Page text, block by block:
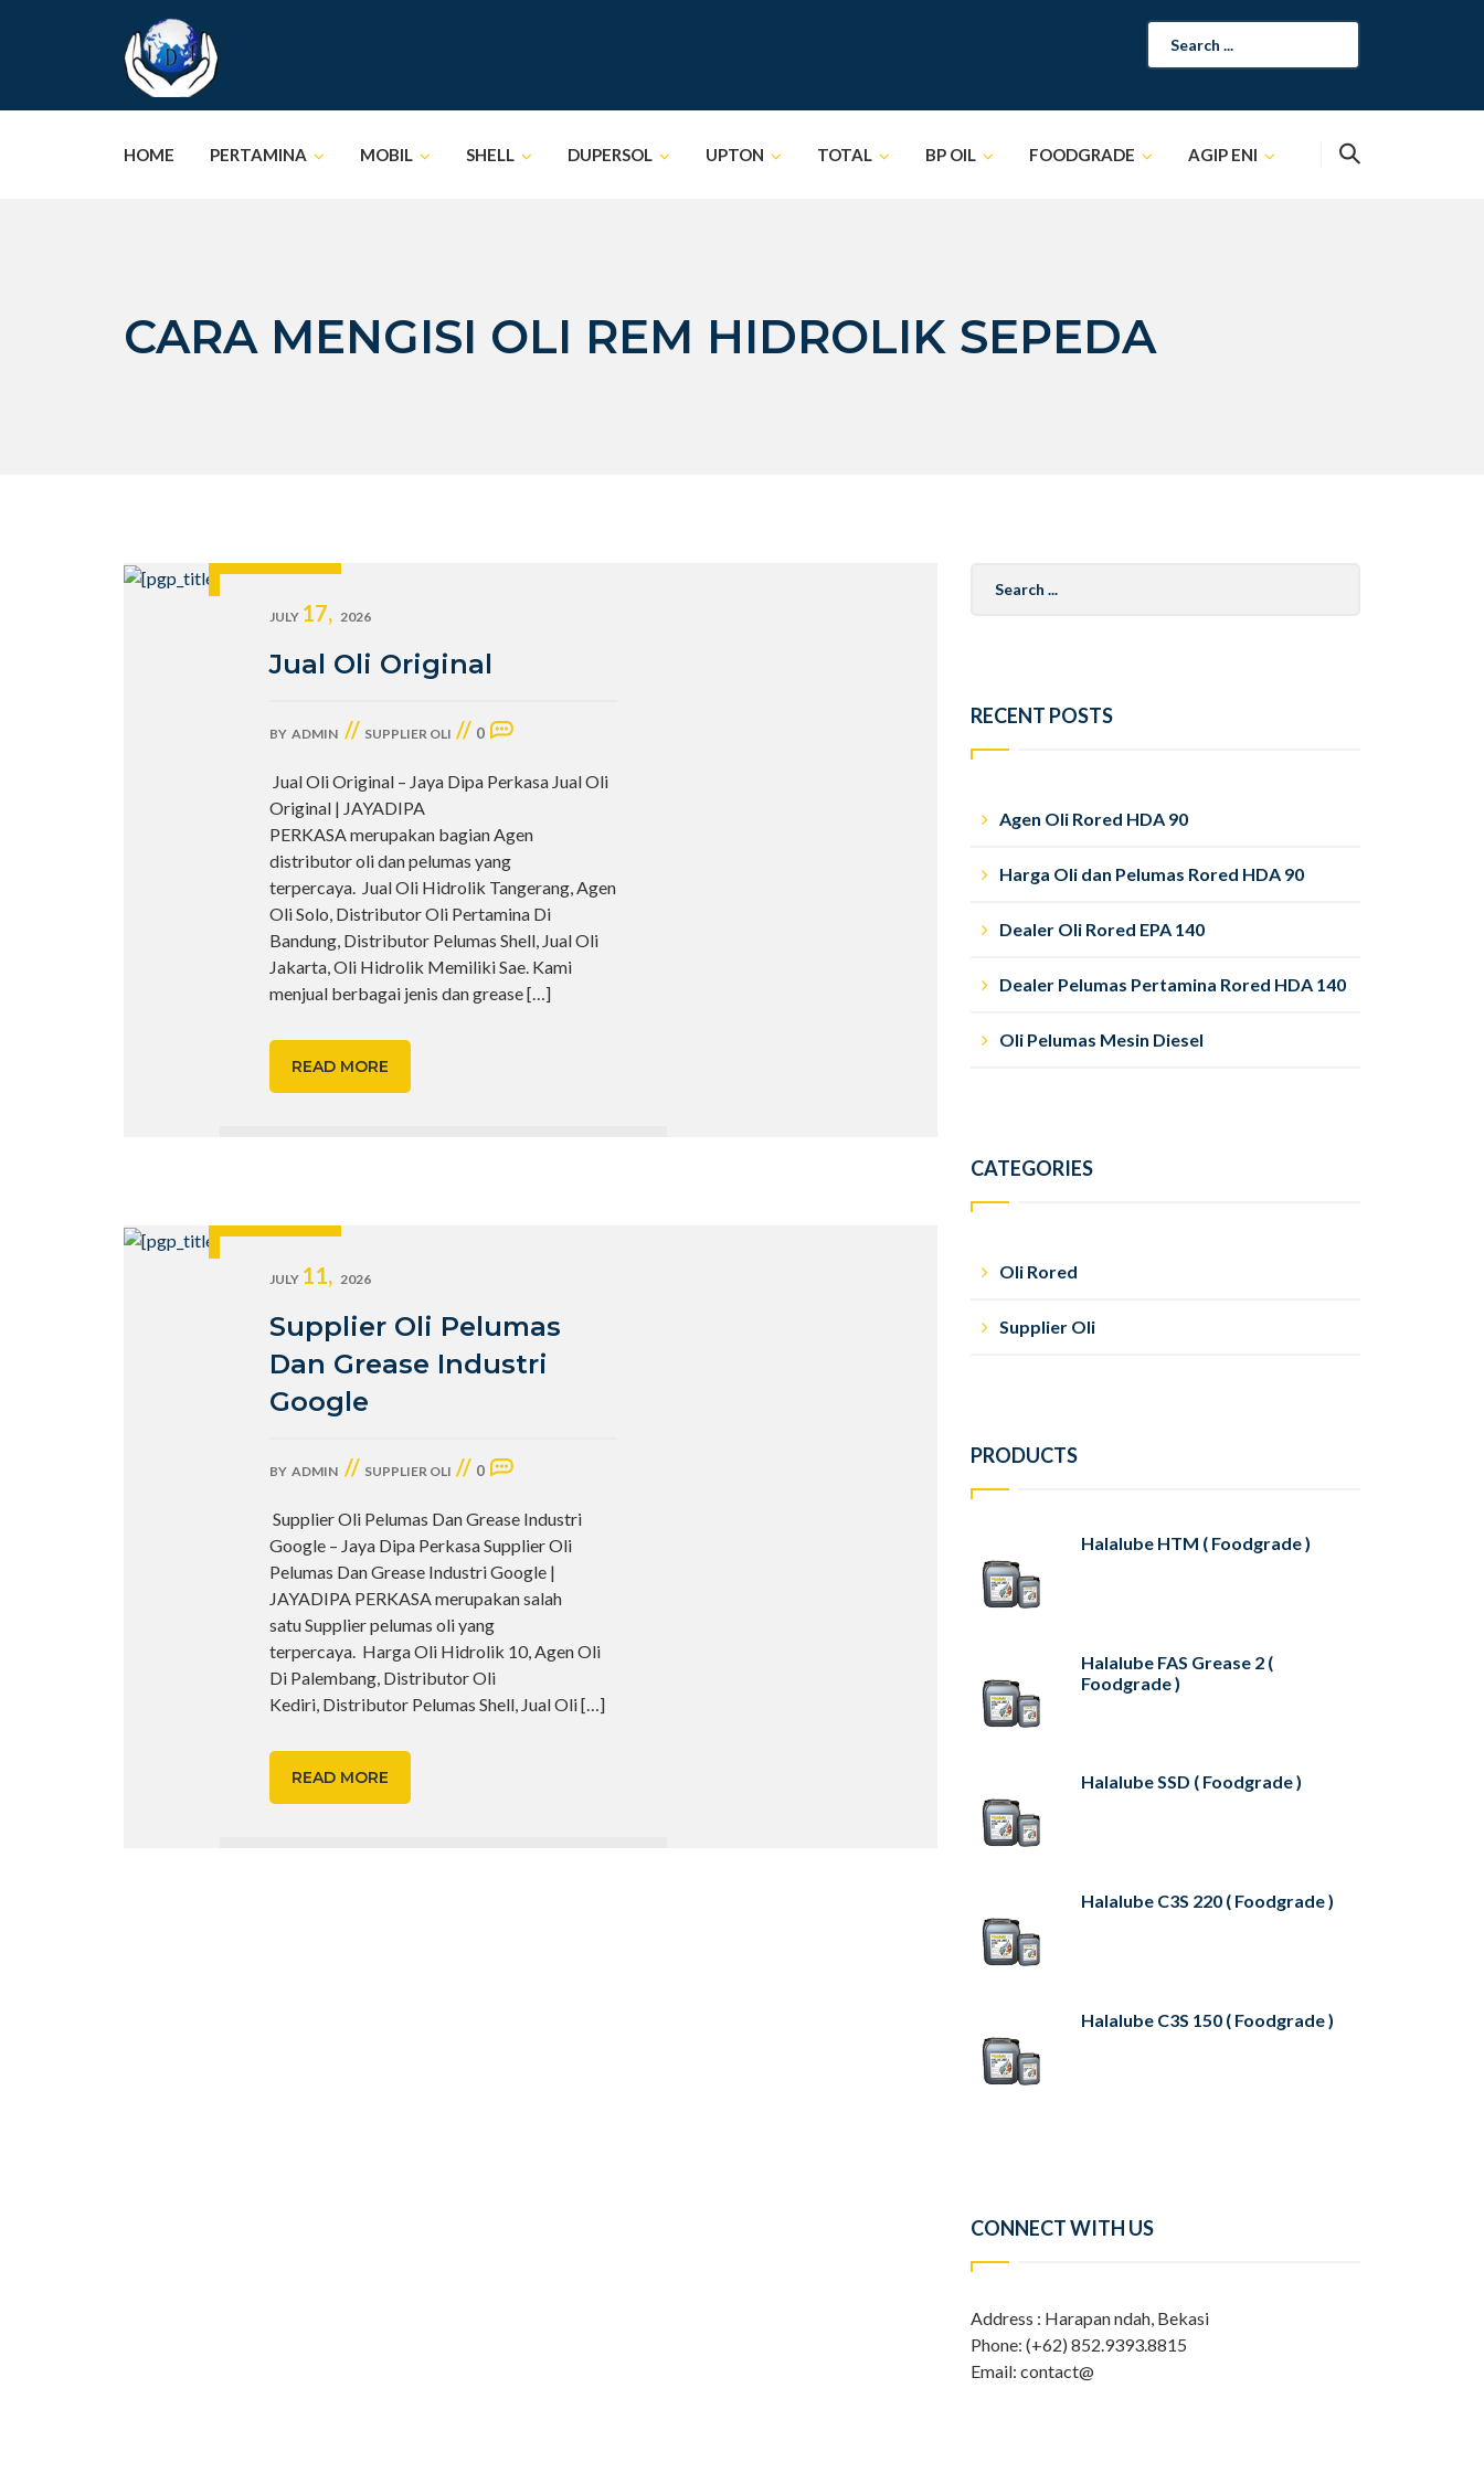
Search
for:
HOME PERTAMINA MOBIL SHELL DUPERSOL UPTON TOTAL BP OIL FOODGRADE AGIP ENI
CARA MENGISI OLI REM HIDROLIK SEPEDA
JULY 17, 2026
Jual Oli Original
BY ADMIN // SUPPLIER OLI // 0
Jual Oli Original – Jaya Dipa Perkasa Jual Oli
Original | JAYADIPA
PERKASA merupakan bagian Agen
distributor oli dan pelumas yang
terpercaya. Jual Oli Hidrolik Tangerang, Agen
Oli Solo, Distributor Oli Pertamina Di
Bandung, Distributor Pelumas Shell, Jual Oli
Jakarta, Oli Hidrolik Memiliki Sae. Kami
menjual berbagai jenis dan grease[…]
READ MORE
JULY 11, 2026
Supplier Oli Pelumas
Dan Grease Industri
Google
BY ADMIN // SUPPLIER OLI // 0
Supplier Oli Pelumas Dan Grease Industri
Google – Jaya Dipa Perkasa Supplier Oli
Pelumas Dan Grease Industri Google |
JAYADIPA PERKASA merupakan salah
satu Supplier pelumas oli yang
terpercaya. Harga Oli Hidrolik 10, Agen Oli
Di Palembang, Distributor Oli
Kediri, Distributor Pelumas Shell, Jual Oli[…]
READ MORE
for:
RECENT POSTS
Agen Oli Rored HDA 90
Harga Oli dan Pelumas Rored HDA 90
Dealer Oli Rored EPA 140
Dealer Pelumas Pertamina Rored HDA 140
Oli Pelumas Mesin Diesel
CATEGORIES
Oli Rored
Supplier Oli
PRODUCTS
Halalube HTM ( Foodgrade )
Halalube FAS Grease 2 (
Foodgrade )
Halalube SSD ( Foodgrade )
Halalube C3S 220 ( Foodgrade )
Halalube C3S 150 ( Foodgrade )
CONNECT WITH US
Address : Harapan ndah, Bekasi
Phone: (+62) 852.9393.8815
Email: contact@